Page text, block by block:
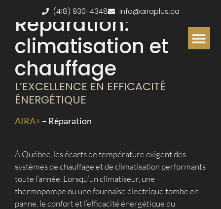
(418) 930-4348 info@airaplus.ca
Réparation:
climatisation et
chauffage
L’EXCELLENCE EN EFFICACITÉ
ÉNERGÉTIQUE
AIRA+– Réparation
À Québec, les écarts de température exigent des
systèmes de chauffage et de climatisation performants
toute l’année. Lorsqu’un climatiseur, une
thermopompe ou une fournaise électrique tombe en
panne, le confort et l’efficacité énergétique du